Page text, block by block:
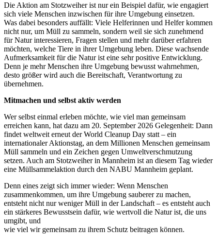
Die Aktion am Stotzweiher ist nur ein Beispiel dafür, wie engagiert
sich viele Menschen inzwischen für ihre Umgebung einsetzen.
Was dabei besonders auffällt: Viele Helferinnen und Helfer kommen
nicht nur, um Müll zu sammeln, sondern weil sie sich zunehmend
für Natur interessieren, Fragen stellen und mehr darüber erfahren
möchten, welche Tiere in ihrer Umgebung leben. Diese wachsende
Aufmerksamkeit für die Natur ist eine sehr positive Entwicklung.
Denn je mehr Menschen ihre Umgebung bewusst wahrnehmen,
desto größer wird auch die Bereitschaft, Verantwortung zu
übernehmen.
Mitmachen und selbst aktiv werden
Wer selbst einmal erleben möchte, wie viel man gemeinsam
erreichen kann, hat dazu am 20. September 2026 Gelegenheit: Dann
findet weltweit erneut der World Cleanup Day statt – ein
internationaler Aktionstag, an dem Millionen Menschen gemeinsam
Müll sammeln und ein Zeichen gegen Umweltverschmutzung
setzen. Auch am Stotzweiher in Mannheim ist an diesem Tag wieder
eine Müllsammelaktion durch den NABU Mannheim geplant.
Denn eines zeigt sich immer wieder: Wenn Menschen
zusammenkommen, um ihre Umgebung sauberer zu machen,
entsteht nicht nur weniger Müll in der Landschaft – es entsteht auch
ein stärkeres Bewusstsein dafür, wie wertvoll die Natur ist, die uns
umgibt, und
wie viel wir gemeinsam zu ihrem Schutz beitragen können.